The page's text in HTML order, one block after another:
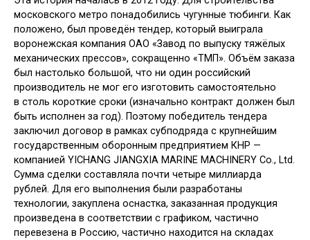
московского метро понадобились чугунные тюбинги. Как
положено, был проведён тендер, который выиграла
воронежская компания ОАО «Завод по выпуску тяжёлых
механических прессов», сокращенно «ТМП». Объём заказа
был настолько большой, что ни один российский
производитель не мог его изготовить самостоятельно
в столь короткие сроки (изначально контракт должен был
быть исполнен за год). Поэтому победитель тендера
заключил договор в рамках субподряда с крупнейшим
государственным оборонным предприятием КНР —
компанией YICHANG JIANGXIA MARINE MACHINERY Co., Ltd.
Сумма сделки составляла почти четыре миллиарда
рублей. Для его выполнения были разработаны
технологии, закуплена оснастка, заказанная продукция
произведена в соответствии с графиком, частично
перевезена в Россию, частично находится на складах